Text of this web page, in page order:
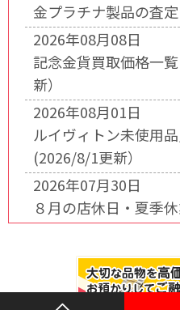
金プラチナ製品の査
2026年08月08日
記念金貨買取価格一
新）
2026年08月01日
ルイヴィトン未使用
(2026/8/1更新）
2026年07月30日
８月の店休日・夏季